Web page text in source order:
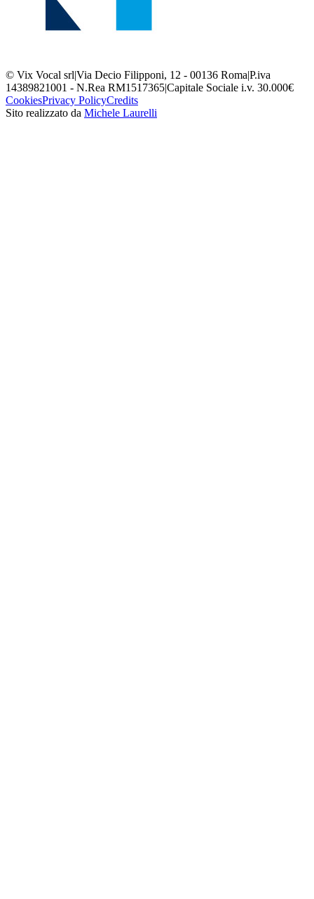
© Vix Vocal srl|Via Decio Filipponi, 12 - 00136 Roma|P.iva
14389821001 - N.Rea RM1517365|Capitale Sociale i.v. 30.000€
CookiesPrivacy PolicyCredits
Sito realizzato da Michele Laurelli